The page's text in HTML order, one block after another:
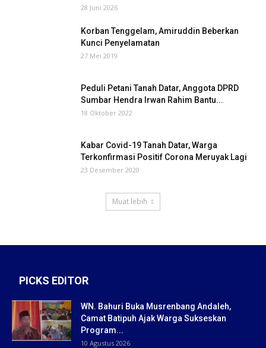
28 Juni 2026
Korban Tenggelam, Amiruddin Beberkan
Kunci Penyelamatan
27 Mei 2019
Peduli Petani Tanah Datar, Anggota DPRD
Sumbar Hendra Irwan Rahim Bantu...
18 Oktober 2022
Kabar Covid-19 Tanah Datar, Warga
Terkonfirmasi Positif Corona Meruyak Lagi
23 Desember 2020
Muat lebih
PICKS EDITOR
WN. Bahuri Buka Musrenbang Andaleh,
Camat Batipuh Ajak Warga Sukseskan
Program...
10 Agustus 2026